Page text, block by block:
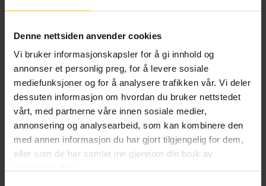
Denne nettsiden anvender cookies
Vi bruker informasjonskapsler for å gi innhold og
annonser et personlig preg, for å levere sosiale
mediefunksjoner og for å analysere trafikken vår. Vi deler
dessuten informasjon om hvordan du bruker nettstedet
vårt, med partnerne våre innen sosiale medier,
annonsering og analysearbeid, som kan kombinere den
med annen informasjon du har gjort tilgjengelig for dem,
eller som de har samlet inn gjennom din bruk av
Helse- og omsorgsrett
Angrerettloven
EU/EØS-rett
Forbruker-, kjøps- og konkurranserett